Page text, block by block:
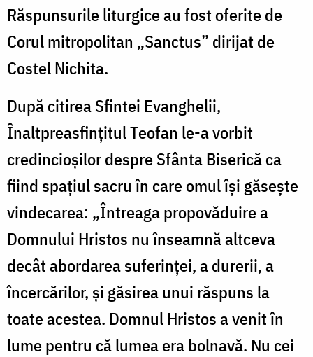
Răspunsurile liturgice au fost oferite de
Corul mitropolitan „Sanctus” dirijat de
Costel Nichita.
După citirea Sfintei Evanghelii,
Înaltpreasfințitul Teofan le-a vorbit
credincioșilor despre Sfânta Biserică ca
fiind spațiul sacru în care omul își găsește
vindecarea: „Întreaga propovăduire a
Domnului Hristos nu înseamnă altceva
decât abordarea suferinței, a durerii, a
încercărilor, și găsirea unui răspuns la
toate acestea. Domnul Hristos a venit în
lume pentru că lumea era bolnavă. Nu cei